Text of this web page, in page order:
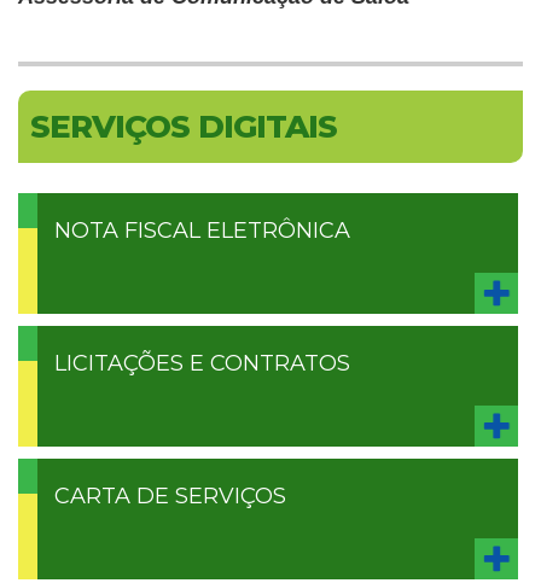
SERVIÇOS DIGITAIS
NOTA FISCAL ELETRÔNICA
LICITAÇÕES E CONTRATOS
CARTA DE SERVIÇOS